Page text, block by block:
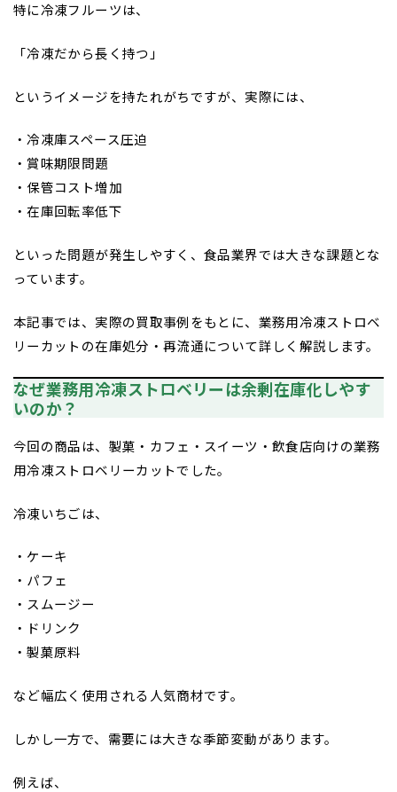
特に冷凍フルーツは、
「冷凍だから長く持つ」
というイメージを持たれがちですが、実際には、
・冷凍庫スペース圧迫
・賞味期限問題
・保管コスト増加
・在庫回転率低下
といった問題が発生しやすく、食品業界では大きな課題とな
っています。
本記事では、実際の買取事例をもとに、業務用冷凍ストロベ
リーカットの在庫処分・再流通について詳しく解説します。
なぜ業務用冷凍ストロベリーは余剰在庫化しやす
いのか？
今回の商品は、製菓・カフェ・スイーツ・飲食店向けの業務
用冷凍ストロベリーカットでした。
冷凍いちごは、
・ケーキ
・パフェ
・スムージー
・ドリンク
・製菓原料
など幅広く使用される人気商材です。
しかし一方で、需要には大きな季節変動があります。
例えば、